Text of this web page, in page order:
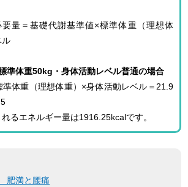
量＝基礎代謝基準値×標準体重（理想体
ル
準体重50kg・身体活動レベル普通の場合
体重（理想体重）×身体活動レベル＝21.9
るエネルギー量は1916.25kcalです。
肥満と腰痛